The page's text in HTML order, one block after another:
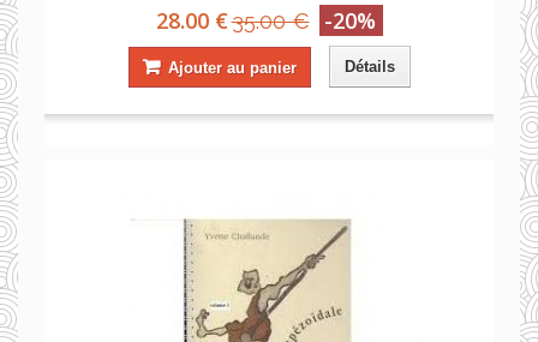
28.00 €35.00 € -20%
Ajouter au panier Détails